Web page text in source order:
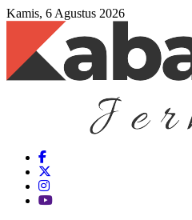
Kamis, 6 Agustus 2026